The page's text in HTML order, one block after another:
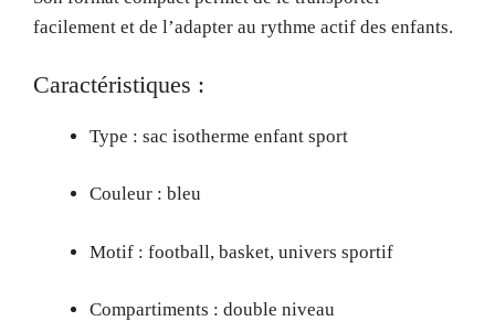
facilement et de l’adapter au rythme actif des enfants.
Caractéristiques :
Type : sac isotherme enfant sport
Couleur : bleu
Motif : football, basket, univers sportif
Compartiments : double niveau